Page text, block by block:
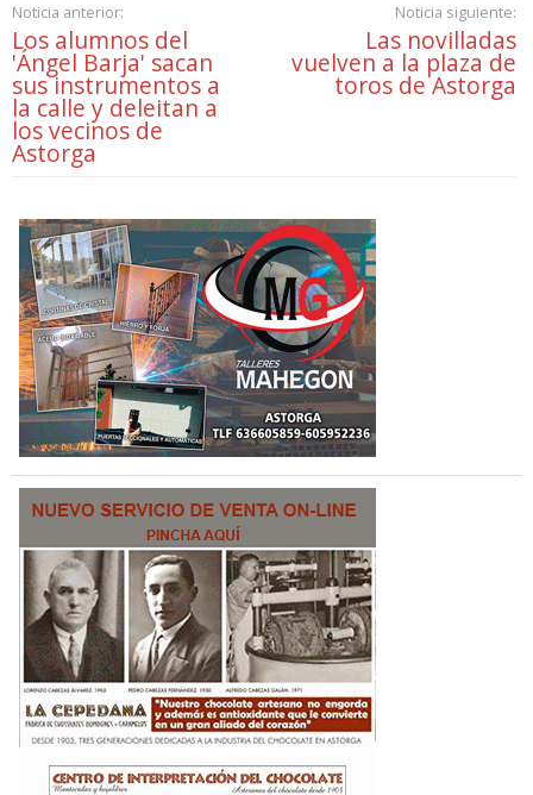
Noticia anterior:
Los alumnos del
'Ángel Barja' sacan
sus instrumentos a
la calle y deleitan a
los vecinos de
Astorga
Noticia siguiente:
Las novilladas
vuelven a la plaza de
toros de Astorga